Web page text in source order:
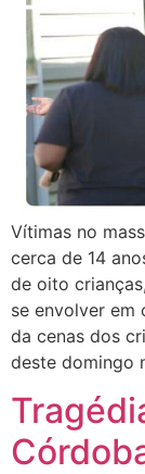
Vítimas no
cerca de 14
de oito
se envolver em
da cenas dos
deste domingo